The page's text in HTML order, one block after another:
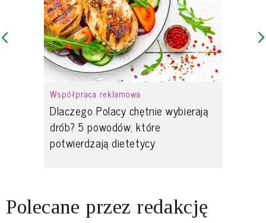
Współpraca reklamowa
Dlaczego Polacy chętnie wybierają
drób? 5 powodów, które
potwierdzają dietetycy
Polecane przez redakcję